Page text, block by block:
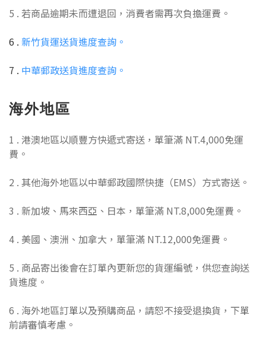
5 . 若商品逾期未而遭退回，消費者需再次負擔運費。
6 . 新竹貨運送貨進度查詢。
7 . 中華郵政送貨進度查詢。
海外地區
1 . 港澳地區以順豐方快遞式寄送，單筆滿 NT.4,000免運
費。
2 . 其他海外地區以中華郵政國際快捷（EMS）方式寄送。
3 . 新加坡、馬來西亞、日本，單筆滿 NT.8,000免運費。
4 . 美國、澳洲、加拿大，單筆滿 NT.12,000免運費。
5 . 商品寄出後會在訂單內更新您的貨運編號，供您查詢送
貨進度。
6 . 海外地區訂單以及預購商品，請恕不接受退換貨，下單
前請審慎考慮。